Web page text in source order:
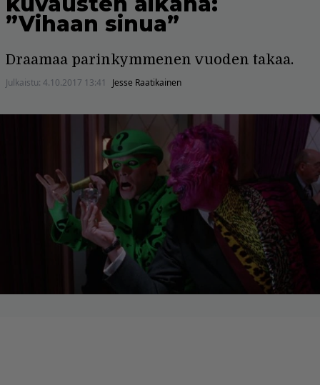
”Vihaan sinua”
Draamaa parinkymmenen vuoden takaa.
Julkaistu: 4.10.2017 13:41 Jesse Raatikainen